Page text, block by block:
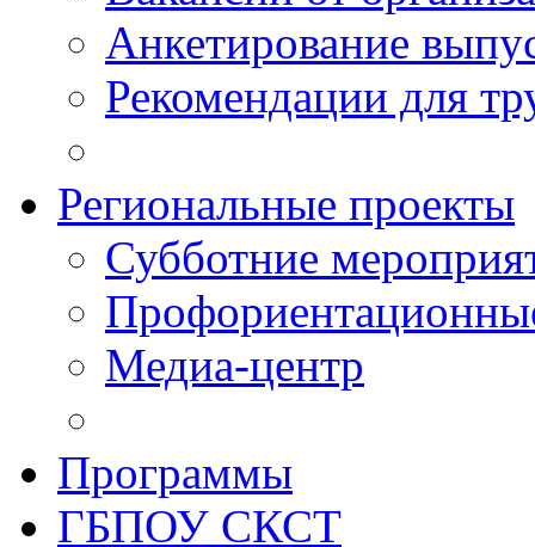
Анкетирование
Рекомендации для
Региональные проекты
Субботние
Медиа-центр
Программы
ГБПОУ СКСТ